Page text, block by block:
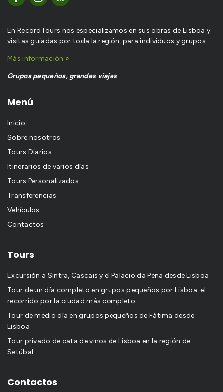
En RecordTours nos especializamos en sus obras de Lisboa y
visitas guiadas por toda la región, para individuos y grupos.
Más información »
Grupos pequeños, grandes viajes
Menú
Inicio
Sobre nosotros
Tours Diarios
Itinerarios de varios días
Tours Personalizados
Transferencias
Vehículos
Contactos
Tours
Excursión a Sintra, Cascais y el Palacio da Pena desde Lisboa
Tour de un día completo en grupos pequeños por Lisboa: el
recorrido por la ciudad más completo
Tour de medio día en grupos pequeños de Fátima desde
Lisboa
Tour privado de cata de vinos de Lisboa en la región de
Setúbal
Contactos